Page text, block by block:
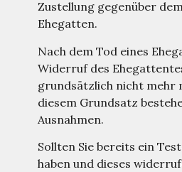
Zustellung gegenüber
Ehegatten.
Nach dem Tod eines
Widerruf des
grundsätzlich nicht mehr
diesem Grundsatz
Ausnahmen.
Sollten Sie bereits ein
haben und dieses